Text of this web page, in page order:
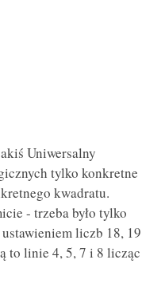
Uniwersalny
tylko konkretne
kwadratu.
- trzeba było tylko
liczb 18, 19
to linie 4, 5, 7 i 8 licząc